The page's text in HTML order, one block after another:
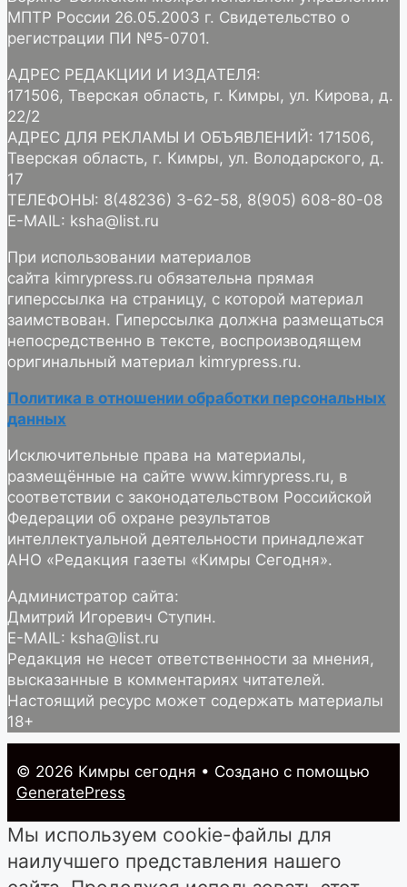
МПТР России 26.05.2003 г. Свидетельство о
регистрации ПИ №5-0701.
АДРЕС РЕДАКЦИИ И ИЗДАТЕЛЯ:
171506, Тверская область, г. Кимры, ул. Кирова, д.
22/2
АДРЕС ДЛЯ РЕКЛАМЫ И ОБЪЯВЛЕНИЙ: 171506,
Тверская область, г. Кимры, ул. Володарского, д.
17
ТЕЛЕФОНЫ: 8(48236) 3-62-58, 8(905) 608-80-08
E-MAIL: ksha@list.ru
При использовании материалов
сайта kimrypress.ru обязательна прямая
гиперссылка на страницу, с которой материал
заимствован. Гиперссылка должна размещаться
непосредственно в тексте, воспроизводящем
оригинальный материал kimrypress.ru.
Политика в отношении обработки персональных
данных
Исключительные права на материалы,
размещённые на сайте www.kimrypress.ru, в
соответствии с законодательством Российской
Федерации об охране результатов
интеллектуальной деятельности принадлежат
АНО «Редакция газеты «Кимры Сегодня».
Администратор сайта:
Дмитрий Игоревич Ступин.
E-MAIL: ksha@list.ru
Редакция не несет ответственности за мнения,
высказанные в комментариях читателей.
Настоящий ресурс может содержать материалы
18+
© 2026 Кимры cегодня • Создано с помощью
GeneratePress
Мы используем cookie-файлы для
наилучшего представления нашего